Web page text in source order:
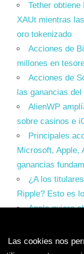
Tether
XAUt mientras
oro tokenizado
Acciones de
millones en
Acciones de
las ganancias del
AlienWP
sobre casinos e
Principales
Microsoft, Apple,
ganancias
¿A los
Ripple? Esto es
Apple quiere
Las cookies nos